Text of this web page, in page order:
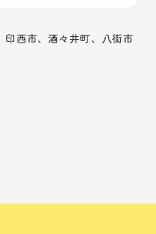
西市、酒々井町、八街市